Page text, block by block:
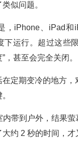
似问题。
，iPhone、iPad和
下运行。超过这些
，甚至会完全关闭。
定期变冷的地方，
带到户外，结果萤
约 2 秒的时间，才